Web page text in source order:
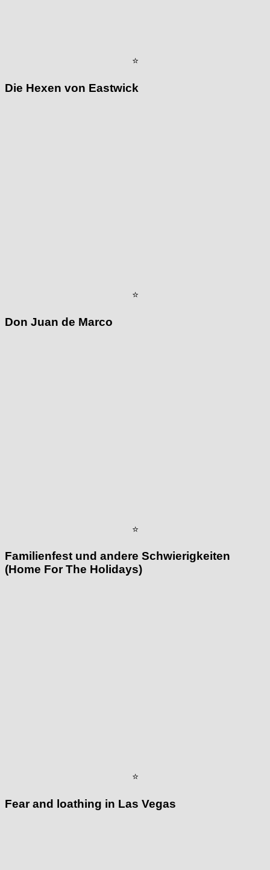
⭐
Die Hexen von Eastwick
⭐
Don Juan de Marco
⭐
Familienfest und andere Schwierigkeiten
(Home For The Holidays)
⭐
Fear and loathing in Las Vegas